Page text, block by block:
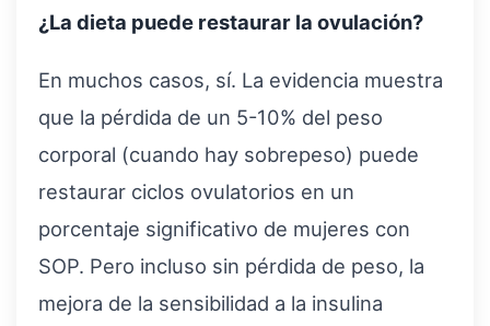
¿La dieta puede restaurar la ovulación?
En muchos casos, sí. La evidencia muestra
que la pérdida de un 5-10% del peso
corporal (cuando hay sobrepeso) puede
restaurar ciclos ovulatorios en un
porcentaje significativo de mujeres con
SOP. Pero incluso sin pérdida de peso, la
mejora de la sensibilidad a la insulina